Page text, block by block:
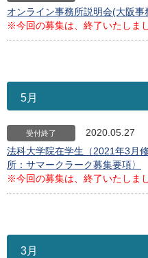
オンライン事務所説明会(大阪事
※今回の募集は、終了いたしまし
5月
受付終了
2020.05.27
法科大学院在学生（2021年3月
所：サマークラーク募集要項〉
※今回の募集は、終了いたしまし
3月